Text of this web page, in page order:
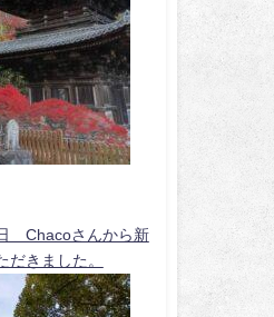
Chacoさんから新
だきました。